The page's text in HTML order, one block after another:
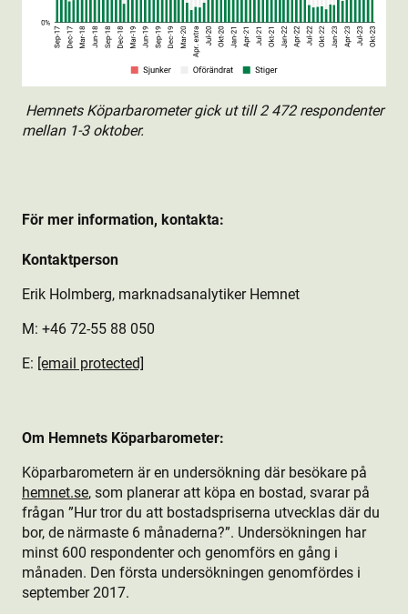
Hemnets Köparbarometer gick ut till 2 472 respondenter
mellan 1-3 oktober.
För mer information, kontakta:
Kontaktperson
Erik Holmberg, marknadsanalytiker Hemnet
M: +46 72-55 88 050
E: [email protected]
Om Hemnets Köparbarometer:
Köparbarometern är en undersökning där besökare på
hemnet.se, som planerar att köpa en bostad, svarar på
frågan ”Hur tror du att bostads­priserna utvecklas där du
bor, de närmaste 6 månaderna?”. Undersökningen har
minst 600 respondenter och genomförs en gång i
månaden. Den första undersökningen genomfördes i
september 2017.